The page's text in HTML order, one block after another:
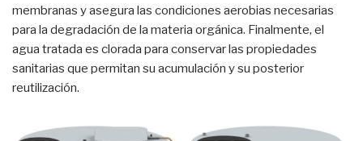
membranas y asegura las condiciones aerobias necesarias
para la degradación de la materia orgánica. Finalmente, el
agua tratada es clorada para conservar las propiedades
sanitarias que permitan su acumulación y su posterior
reutilización.